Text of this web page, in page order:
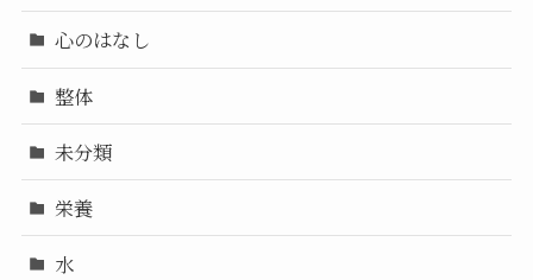
心のはなし
整体
未分類
栄養
水